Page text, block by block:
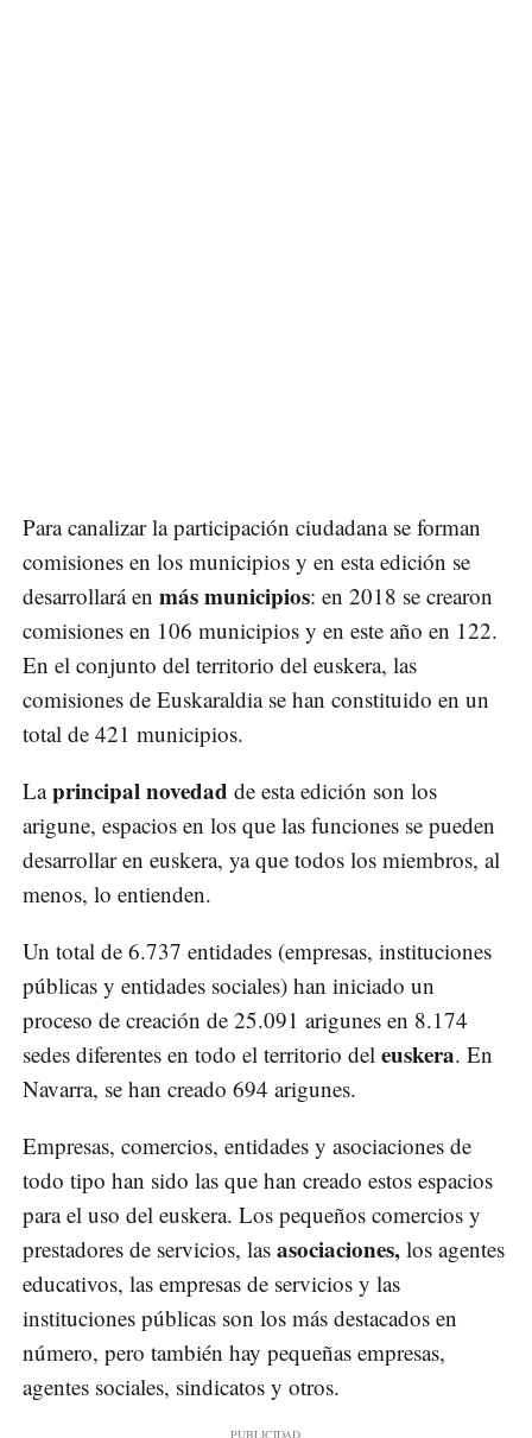
Para canalizar la participación ciudadana se forman
comisiones en los municipios y en esta edición se
desarrollará en más municipios: en 2018 se crearon
comisiones en 106 municipios y en este año en 122.
En el conjunto del territorio del euskera, las
comisiones de Euskaraldia se han constituido en un
total de 421 municipios.
Laprincipal novedad de esta edición son los
arigune, espacios en los que las funciones se pueden
desarrollar en euskera, ya que todos los miembros, al
menos, lo entienden.
Un total de 6.737 entidades (empresas, instituciones
públicas y entidades sociales) han iniciado un
proceso de creación de 25.091 arigunes en 8.174
sedes diferentes en todo el territorio del euskera. En
Navarra, se han creado 694 arigunes.
Empresas, comercios, entidades y asociaciones de
todo tipo han sido las que han creado estos espacios
para el uso del euskera. Los pequeños comercios y
prestadores de servicios, las asociaciones, los agentes
educativos, las empresas de servicios y las
instituciones públicas son los más destacados en
número, pero también hay pequeñas empresas,
agentes sociales, sindicatos y otros.